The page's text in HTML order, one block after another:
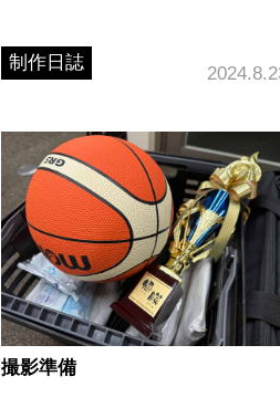
制作日誌
撮影準備